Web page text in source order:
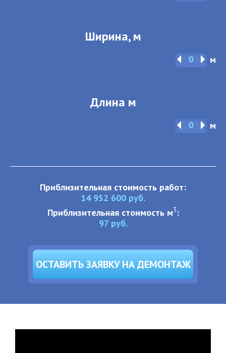
Ширина, м
м
Длина м
м
Приблизительная стоимость работ:
14 952 600 руб.
Приблизительная стоимость м3:
97руб.
ОСТАВИТЬ ЗАЯВКУ НА ДЕМОНТАЖ